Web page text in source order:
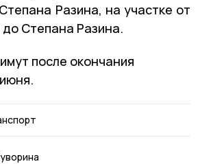
Разина, на участке от
до Степана Разина.
после окончания